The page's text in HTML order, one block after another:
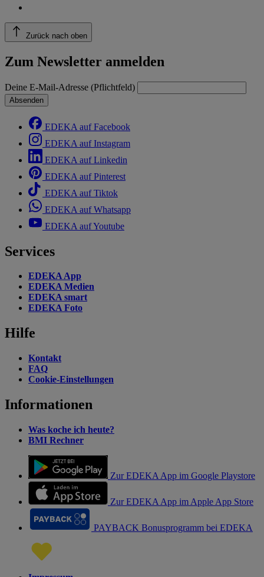
Zurück nach oben
Zum Newsletter anmelden
Deine E-Mail-Adresse (Pflichtfeld)
Absenden
EDEKA auf Facebook
EDEKA auf Instagram
EDEKA auf Linkedin
EDEKA auf Pinterest
EDEKA auf Tiktok
EDEKA auf Whatsapp
EDEKA auf Youtube
Services
EDEKA App
EDEKA Medien
EDEKA smart
EDEKA Foto
Hilfe
Kontakt
FAQ
Cookie-Einstellungen
Informationen
Was koche ich heute?
BMI Rechner
Zur EDEKA App im Google Playstore
Zur EDEKA App im Apple App Store
PAYBACK Bonusprogramm bei EDEKA